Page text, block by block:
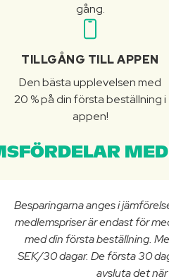
gång.
TILLGÅNG TILL APPEN
Den bästa upplevelsen med
20 % på din första beställning i
appen!
Besparingarna anges i
medlemspriser är endast för
med din första beställning.
SEK/30 dagar. De första 30
avsluta det